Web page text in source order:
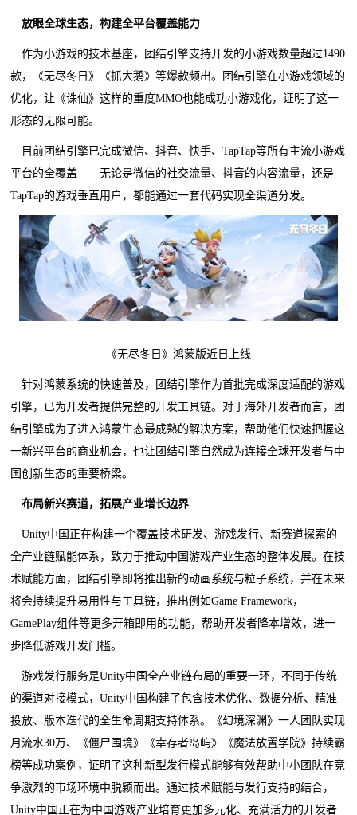
放眼全球生态，构建全平台覆盖能力
作为小游戏的技术基座，团结引擎支持开发的小游戏数量超过1490
款，《无尽冬日》《抓大鹅》等爆款频出。团结引擎在小游戏领域的
优化，让《诛仙》这样的重度MMO也能成功小游戏化，证明了这一
形态的无限可能。
目前团结引擎已完成微信、抖音、快手、TapTap等所有主流小游戏
平台的全覆盖——无论是微信的社交流量、抖音的内容流量，还是
TapTap的游戏垂直用户，都能通过一套代码实现全渠道分发。
《无尽冬日》鸿蒙版近日上线
针对鸿蒙系统的快速普及，团结引擎作为首批完成深度适配的游戏
引擎，已为开发者提供完整的开发工具链。对于海外开发者而言，团
结引擎成为了进入鸿蒙生态最成熟的解决方案，帮助他们快速把握这
一新兴平台的商业机会，也让团结引擎自然成为连接全球开发者与中
国创新生态的重要桥梁。
布局新兴赛道，拓展产业增长边界
Unity中国正在构建一个覆盖技术研发、游戏发行、新赛道探索的
全产业链赋能体系，致力于推动中国游戏产业生态的整体发展。在技
术赋能方面，团结引擎即将推出新的动画系统与粒子系统，并在未来
将会持续提升易用性与工具链，推出例如Game Framework，
GamePlay组件等更多开箱即用的功能，帮助开发者降本增效，进一
步降低游戏开发门槛。
游戏发行服务是Unity中国全产业链布局的重要一环，不同于传统
的渠道对接模式，Unity中国构建了包含技术优化、数据分析、精准
投放、版本迭代的全生命周期支持体系。《幻境深渊》一人团队实现
月流水30万、《僵尸围境》《幸存者岛屿》《魔法放置学院》持续霸
榜等成功案例，证明了这种新型发行模式能够有效帮助中小团队在竞
争激烈的市场环境中脱颖而出。通过技术赋能与发行支持的结合，
Unity中国正在为中国游戏产业培育更加多元化、充满活力的开发者